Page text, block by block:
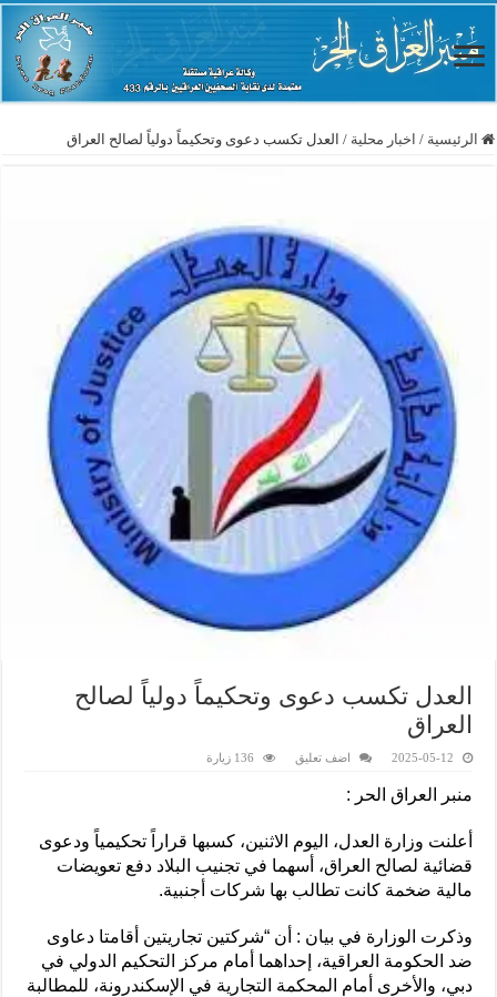
الرئيسية / اخبار محلية / العدل تكسب دعوى وتحكيماً دولياً لصالح العراق
العدل تكسب دعوى وتحكيماً دولياً لصالح
العراق
2025-05-12 اضف تعليق 136 زيارة
منبر العراق الحر :
أعلنت وزارة العدل، اليوم الاثنين، كسبها قراراً تحكيمياً ودعوى
قضائية لصالح العراق، أسهما في تجنيب البلاد دفع تعويضات
مالية ضخمة كانت تطالب بها شركات أجنبية.
وذكرت الوزارة في بيان : أن “شركتين تجاريتين أقامتا دعاوى
ضد الحكومة العراقية، إحداهما أمام مركز التحكيم الدولي في
دبي، والأخرى أمام المحكمة التجارية في الإسكندرونة، للمطالبة